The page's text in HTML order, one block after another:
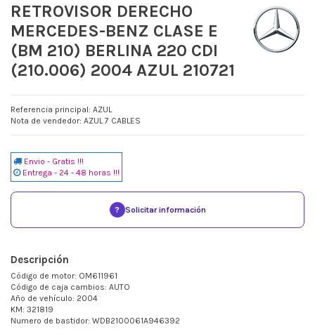
RETROVISOR DERECHO
MERCEDES-BENZ CLASE E
(BM 210) BERLINA 220 CDI
(210.006) 2004 AZUL 210721
Referencia principal: AZUL
Nota de vendedor: AZUL 7 CABLES
Envio - Gratis !!!
Entrega - 24 - 48 horas !!!
? Solicitar información
Descripción
Código de motor: OM611961
Código de caja cambios: AUTO
Año de vehículo: 2004
KM: 321819
Numero de bastidor: WDB2100061A946392